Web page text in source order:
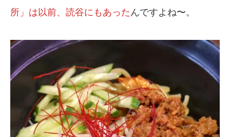
所」は以前、読谷にもあった んですよね〜。